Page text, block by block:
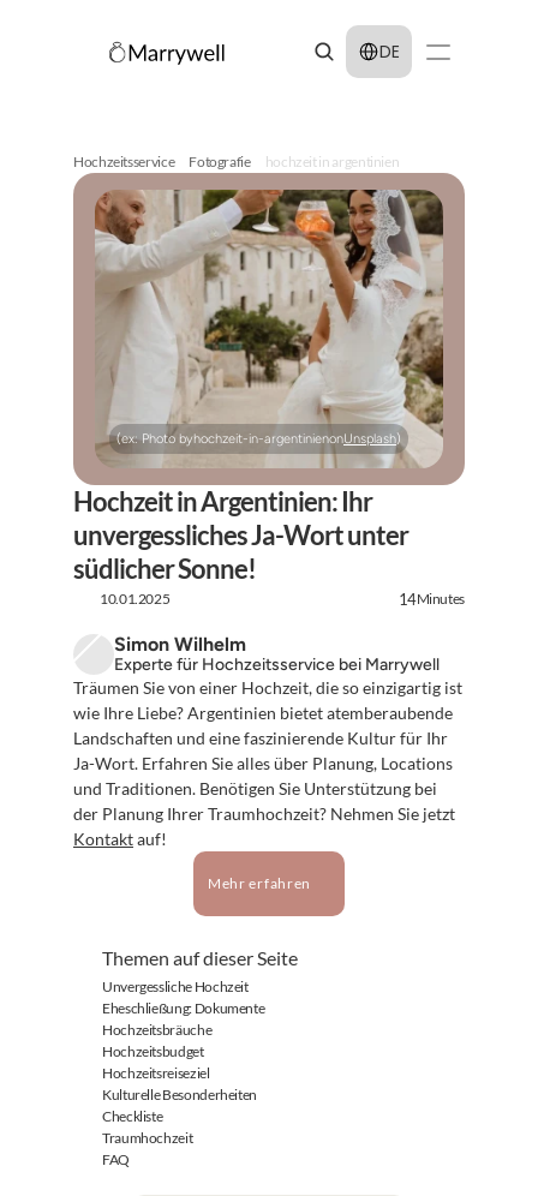
Select Language
DE
Hochzeitsservice Fotografie hochzeit in argentinien
(ex: Photo byhochzeit-in-argentinienonUnsplash)
Hochzeit in Argentinien: Ihr
unvergessliches Ja-Wort unter
südlicher Sonne!
10.01.2025 14Minutes
Simon Wilhelm
Experte für Hochzeitsservice bei Marrywell
Träumen Sie von einer Hochzeit, die so einzigartig ist
wie Ihre Liebe? Argentinien bietet atemberaubende
Landschaften und eine faszinierende Kultur für Ihr
Ja-Wort. Erfahren Sie alles über Planung, Locations
und Traditionen. Benötigen Sie Unterstützung bei
Kontakt auf!
Mehr erfahren
Themen auf dieser Seite
Unvergessliche Hochzeit
Eheschließung: Dokumente
Hochzeitsbräuche
Hochzeitsbudget
Hochzeitsreiseziel
Kulturelle Besonderheiten
Checkliste
Traumhochzeit
FAQ